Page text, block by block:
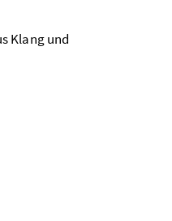
Klang und